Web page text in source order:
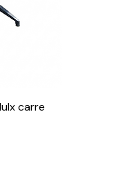
carre